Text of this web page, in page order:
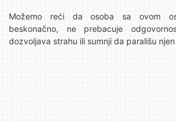
Možemo reći da osoba sa ovom
beskonačno, ne prebacuje
dozvoljava strahu ili sumnji da parališu